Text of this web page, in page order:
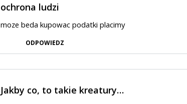
ochrona ludzi
moze beda kupowac podatki placimy
ODPOWIEDZ
Jakby co, to takie kreatury…